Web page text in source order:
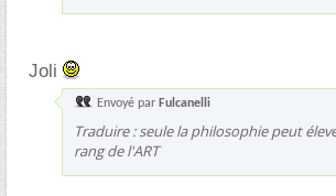
Joli
Envoyé par Fulcanelli
Traduire : seule la philosophie peut
rang de l'ART